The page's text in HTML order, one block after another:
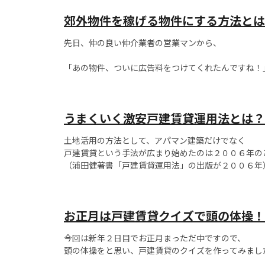
するのに申し分ありませんが、土地の面積が狭小のた
郊外物件を稼げる物件にする方法と
先日、仲の良い仲介業者の営業マンから、
「あの物件、ついに広告料をつけてくれたんですね！」
それは、当社で専任募集している千葉市郊外にある戸
この営業マンとは昔からの付き合いがあり、
本音を正直に話してくれます。...
うまくいく激安戸建賃貸運用法とは？
土地活用の方法として、アパマン建築だけでなく
戸建賃貸という手法が広まり始めたのは２００６年の
（浦田健著書「戸建賃貸運用法」の出版が２００６年
お正月は戸建賃貸クイズで頭の体操！
今回は新年２日目でお正月まっただ中ですので、
頭の体操をと思い、戸建賃貸のクイズを作ってみまし